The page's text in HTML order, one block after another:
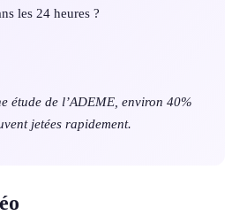
les 24 heures ?
étude de l’ADEME, environ 40%
jetées rapidement.